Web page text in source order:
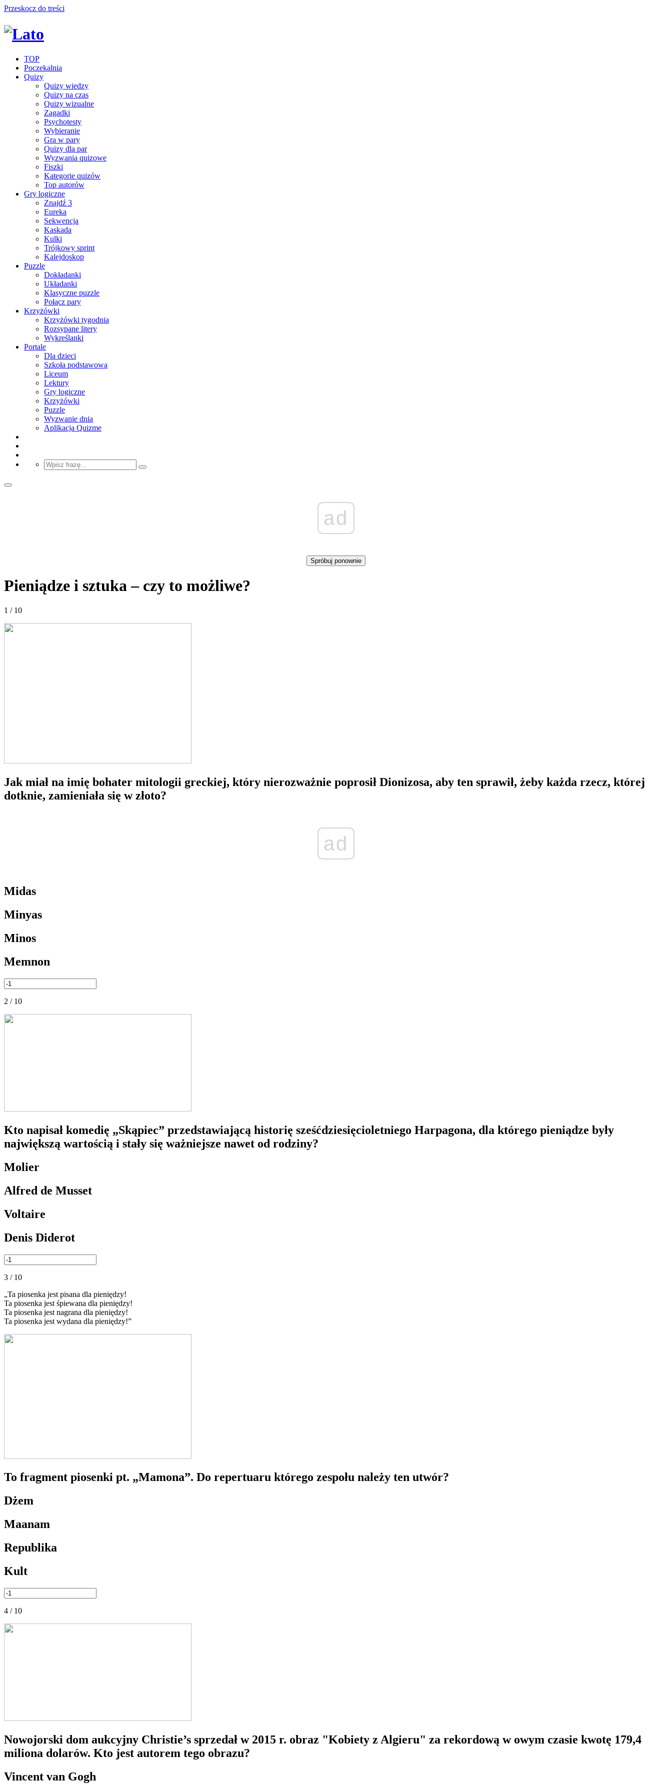
Przeskocz do treści
TOP
Poczekalnia
Quizy
Quizy wiedzy
Quizy na czas
Quizy wizualne
Zagadki
Psychotesty
Wybieranie
Gra w pary
Quizy dla par
Wyzwania quizowe
Fiszki
Kategorie quizów
Top autorów
Gry logiczne
Znajdź 3
Eureka
Sekwencja
Kaskada
Kulki
Trójkowy sprint
Kalejdoskop
Puzzle
Dokładanki
Układanki
Klasyczne puzzle
Połącz pary
Krzyżówki
Krzyżówki tygodnia
Rozsypane litery
Wykreślanki
Portale
Dla dzieci
Szkoła podstawowa
Liceum
Lektury
Gry logiczne
Krzyżówki
Puzzle
Wyzwanie dnia
Aplikacja Quizme
ad
Spróbuj ponownie
Pieniądze i sztuka – czy to możliwe?
1 / 10
Jak miał na imię bohater mitologii greckiej, który nierozważnie poprosił Dionizosa, aby ten sprawił, żeby każda rzecz, której
dotknie, zamieniała się w złoto?
ad
Midas
Minyas
Minos
Memnon
2 / 10
Kto napisał komedię „Skąpiec” przedstawiającą historię sześćdziesięcioletniego Harpagona, dla którego pieniądze były
największą wartością i stały się ważniejsze nawet od rodziny?
Molier
Alfred de Musset
Voltaire
Denis Diderot
3 / 10
„Ta piosenka jest pisana dla pieniędzy!
Ta piosenka jest śpiewana dla pieniędzy!
Ta piosenka jest nagrana dla pieniędzy!
Ta piosenka jest wydana dla pieniędzy!”
To fragment piosenki pt. „Mamona”. Do repertuaru którego zespołu należy ten utwór?
Dżem
Maanam
Republika
Kult
4 / 10
Nowojorski dom aukcyjny Christie’s sprzedał w 2015 r. obraz "Kobiety z Algieru" za rekordową w owym czasie kwotę 179,4
miliona dolarów. Kto jest autorem tego obrazu?
Vincent van Gogh